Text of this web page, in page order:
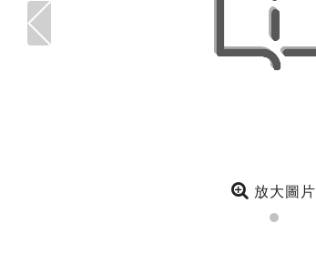
放大圖片